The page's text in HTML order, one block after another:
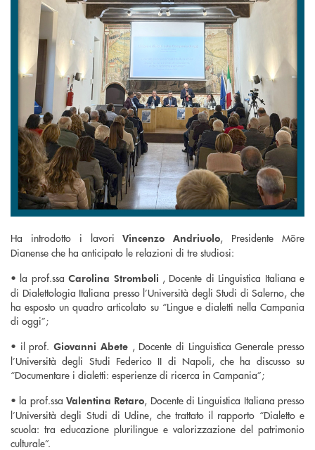
Ha introdotto i lavoriVincenzo Andriuolo, Presidente Mõre
Dianense che ha anticipato le relazioni di tre studiosi:
• la prof.ssaCarolina Stromboli , Docente di Linguistica Italiana e
di Dialettologia Italiana presso l’Università degli Studi di Salerno, che
ha esposto un quadro articolato su “Lingue e dialetti nella Campania
di oggi”;
• il prof.Giovanni Abete, Docente di Linguistica Generale presso
l’Università degli Studi Federico II di Napoli, che ha discusso su
“Documentare i dialetti: esperienze di ricerca in Campania”;
• la prof.ssa Valentina Retaro, Docente di Linguistica Italiana presso
l’Università degli Studi di Udine, che trattato il rapporto “Dialetto e
scuola: tra educazione plurilingue e valorizzazione del patrimonio
culturale”.